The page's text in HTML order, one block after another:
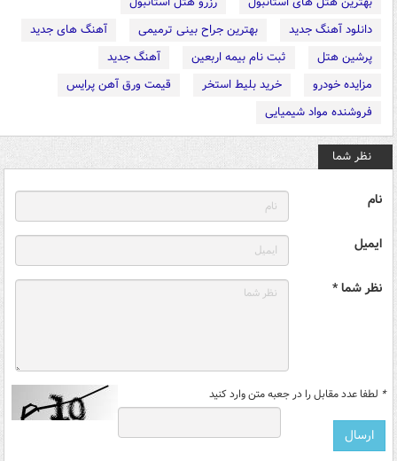
دانلود آهنگ جدید
بهترین جراح بینی ترمیمی
آهنگ های جدید
پرشین هتل
ثبت نام بیمه اربعین
آهنگ جدید
مزایده خودرو
خرید بلیط استخر
قیمت ورق آهن پرایس
فروشنده مواد شیمیایی
نظر شما
نام
ایمیل
نظر شما *
* لطفا عدد مقابل را در جعبه متن وارد کنید